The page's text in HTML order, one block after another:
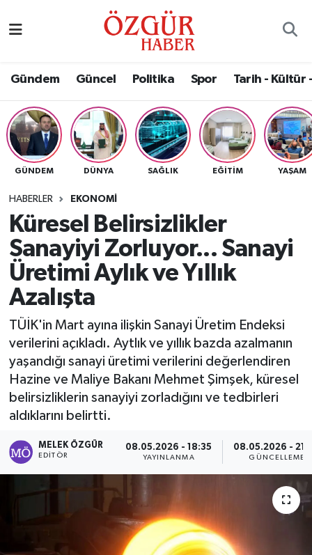
Gündem Güncel Politika Spor Tarih - Kültür
GÜNDEM DÜNYA SAĞLIK EĞITIM YAŞAM
HABERLER EKONOMI
Küresel Belirsizlikler
Sanayiyi Zorluyor... Sanayi
Üretimi Aylık ve Yıllık
Azalışta
TÜİK'in Mart ayına ilişkin Sanayi Üretim Endeksi
verilerini açıkladı. Aytlık ve yıllık bazda azalmanın
yaşandığı sanayi üretimi verilerini değerlendiren
Hazine ve Maliye Bakanı Mehmet Şimşek, küresel
belirsizliklerin sanayiyi zorladığını ve tedbirleri
aldıklarını belirtti.
MELEK ÖZGÜR
EDITÖR
08.05.2026 - 18:35
YAYINLANMA
08.05.2026 -
GÜNCELLEME
Eğitim
Ekonomi
Güncel
Gündem
Magazin
Politika
Sağlık
Spor
Tarih - Kültür - Sanat - Turizm
Yaşam
Nöbetçi Eczaneler
Namaz Vakitleri
Trafik Durumu
Süper Lig Puan Durumu ve Fikstür
Tüm Manşetler
Son Dakika Haberleri
Haber Arşivi